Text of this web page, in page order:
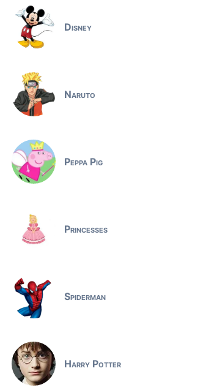
Disney
Naruto
Peppa Pig
Princesses
Spiderman
Harry Potter